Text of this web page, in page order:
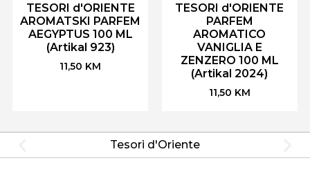
TESORI d'ORIENTE
AROMATSKI PARFEM
AEGYPTUS 100 ML
(Artikal 923)
11,50 KM
TESORI d'ORIENTE
PARFEM
AROMATICO
VANIGLIA E
ZENZERO 100 ML
(Artikal 2024)
11,50 KM
Tesori d'Oriente